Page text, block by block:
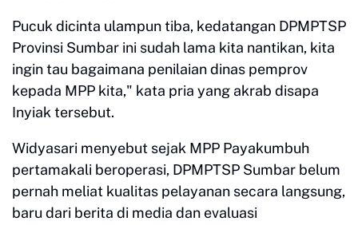
Pucuk dicinta ulampun tiba, kedatangan DPMPTSP
Provinsi Sumbar ini sudah lama kita nantikan, kita
ingin tau bagaimana penilaian dinas pemprov
kepada MPP kita," kata pria yang akrab disapa
Inyiak tersebut.
Widyasari menyebut sejak MPP Payakumbuh
pertamakali beroperasi, DPMPTSP Sumbar belum
pernah meliat kualitas pelayanan secara langsung,
baru dari berita di media dan evaluasi